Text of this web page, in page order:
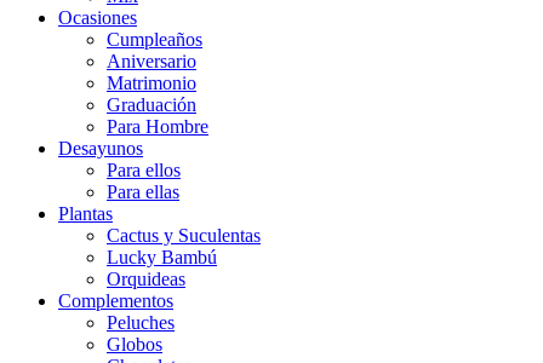
Ocasiones
Cumpleaños
Aniversario
Matrimonio
Graduación
Para Hombre
Desayunos
Para ellos
Para ellas
Plantas
Cactus y Suculentas
Lucky Bambú
Orquideas
Complementos
Peluches
Globos